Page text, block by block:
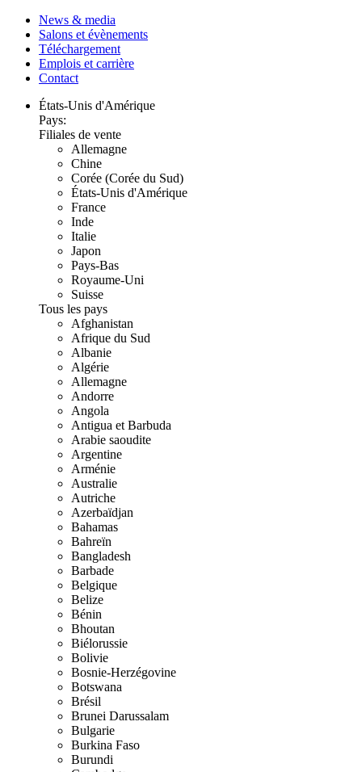
News & media
Salons et évènements
Téléchargement
Emplois et carrière
Contact
États-Unis d'Amérique
Pays:
Filiales de vente
Allemagne
Chine
Corée (Corée du Sud)
États-Unis d'Amérique
France
Inde
Italie
Japon
Pays-Bas
Royaume-Uni
Suisse
Tous les pays
Afghanistan
Afrique du Sud
Albanie
Algérie
Allemagne
Andorre
Angola
Antigua et Barbuda
Arabie saoudite
Argentine
Arménie
Australie
Autriche
Azerbaïdjan
Bahamas
Bahreïn
Bangladesh
Barbade
Belgique
Belize
Bénin
Bhoutan
Biélorussie
Bolivie
Bosnie-Herzégovine
Botswana
Brésil
Brunei Darussalam
Bulgarie
Burkina Faso
Burundi